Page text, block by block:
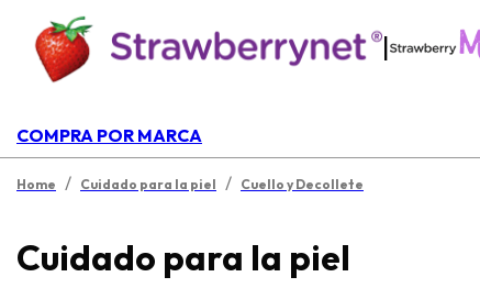
|
COMPRA POR MARCA
Home / Cuidado para la piel / Cuello y Decollete
Cuidado para la piel